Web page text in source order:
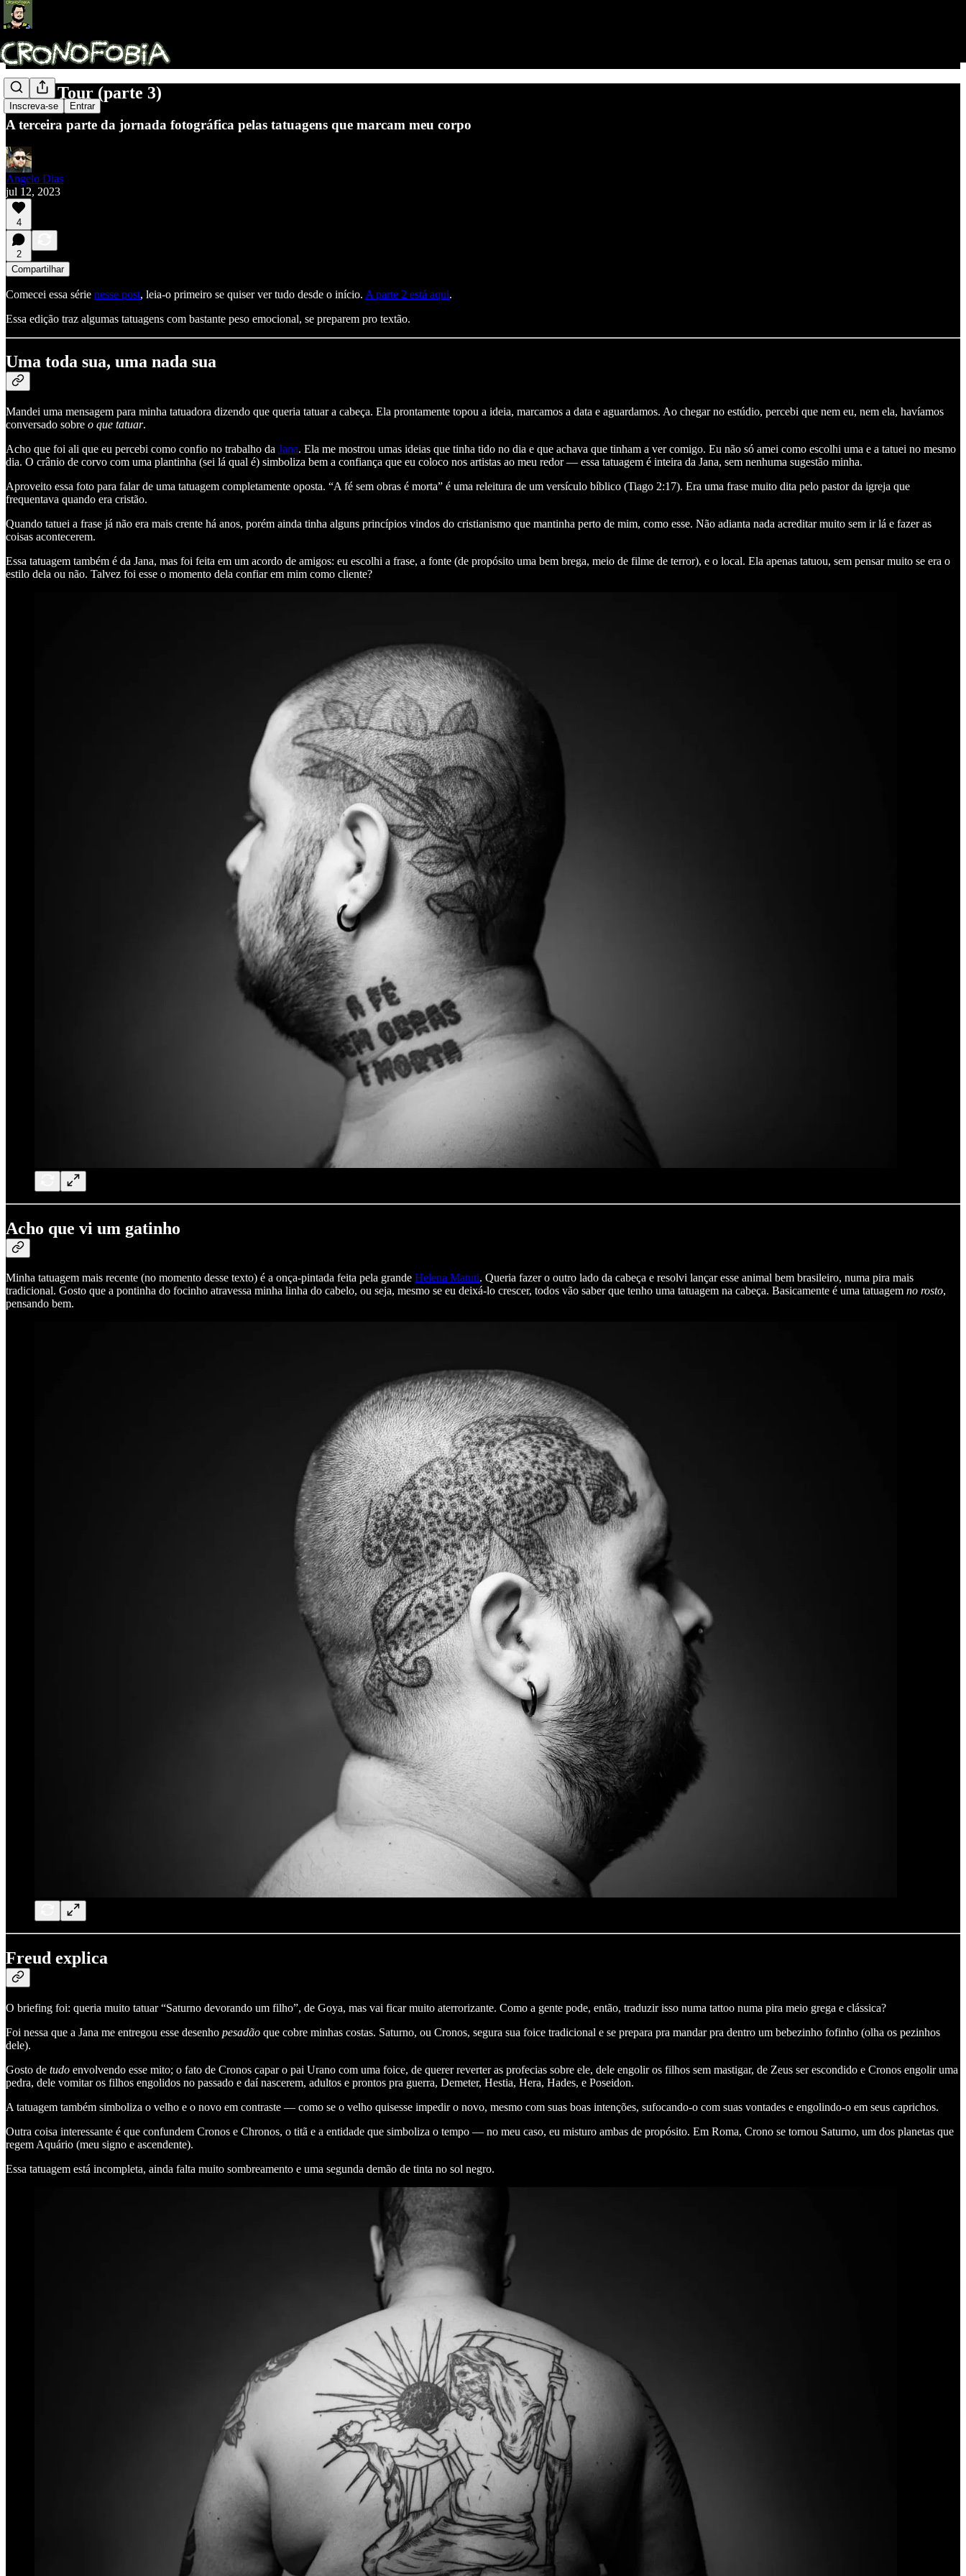
Inscreva-se Entrar
Tattoo Tour (parte 3)
A terceira parte da jornada fotográfica pelas tatuagens que marcam meu corpo
Angelo Dias
jul 12, 2023
4
2
Compartilhar
Comecei essa série nesse post, leia-o primeiro se quiser ver tudo desde o início. A parte 2 está aqui.
Essa edição traz algumas tatuagens com bastante peso emocional, se preparem pro textão.
Uma toda sua, uma nada sua
Mandei uma mensagem para minha tatuadora dizendo que queria tatuar a cabeça. Ela prontamente topou a ideia, marcamos a data e aguardamos. Ao chegar no estúdio, percebi que nem eu, nem ela, havíamos
conversado sobre o que tatuar.
Acho que foi ali que eu percebi como confio no trabalho da Jana. Ela me mostrou umas ideias que tinha tido no dia e que achava que tinham a ver comigo. Eu não só amei como escolhi uma e a tatuei no mesmo
dia. O crânio de corvo com uma plantinha (sei lá qual é) simboliza bem a confiança que eu coloco nos artistas ao meu redor — essa tatuagem é inteira da Jana, sem nenhuma sugestão minha.
Aproveito essa foto para falar de uma tatuagem completamente oposta. “A fé sem obras é morta” é uma releitura de um versículo bíblico (Tiago 2:17). Era uma frase muito dita pelo pastor da igreja que
frequentava quando era cristão.
Quando tatuei a frase já não era mais crente há anos, porém ainda tinha alguns princípios vindos do cristianismo que mantinha perto de mim, como esse. Não adianta nada acreditar muito sem ir lá e fazer as
coisas acontecerem.
Essa tatuagem também é da Jana, mas foi feita em um acordo de amigos: eu escolhi a frase, a fonte (de propósito uma bem brega, meio de filme de terror), e o local. Ela apenas tatuou, sem pensar muito se era o
estilo dela ou não. Talvez foi esse o momento dela confiar em mim como cliente?
Acho que vi um gatinho
Minha tatuagem mais recente (no momento desse texto) é a onça-pintada feita pela grande Helena Matuti. Queria fazer o outro lado da cabeça e resolvi lançar esse animal bem brasileiro, numa pira mais
tradicional. Gosto que a pontinha do focinho atravessa minha linha do cabelo, ou seja, mesmo se eu deixá-lo crescer, todos vão saber que tenho uma tatuagem na cabeça. Basicamente é uma tatuagem no rosto,
pensando bem.
Freud explica
O briefing foi: queria muito tatuar “Saturno devorando um filho”, de Goya, mas vai ficar muito aterrorizante. Como a gente pode, então, traduzir isso numa tattoo numa pira meio grega e clássica?
Foi nessa que a Jana me entregou esse desenho pesadão que cobre minhas costas. Saturno, ou Cronos, segura sua foice tradicional e se prepara pra mandar pra dentro um bebezinho fofinho (olha os pezinhos
dele).
Gosto de tudo envolvendo esse mito; o fato de Cronos capar o pai Urano com uma foice, de querer reverter as profecias sobre ele, dele engolir os filhos sem mastigar, de Zeus ser escondido e Cronos engolir uma
pedra, dele vomitar os filhos engolidos no passado e daí nascerem, adultos e prontos pra guerra, Demeter, Hestia, Hera, Hades, e Poseidon.
A tatuagem também simboliza o velho e o novo em contraste — como se o velho quisesse impedir o novo, mesmo com suas boas intenções, sufocando-o com suas vontades e engolindo-o em seus caprichos.
Outra coisa interessante é que confundem Cronos e Chronos, o titã e a entidade que simboliza o tempo — no meu caso, eu misturo ambas de propósito. Em Roma, Crono se tornou Saturno, um dos planetas que
regem Aquário (meu signo e ascendente).
Essa tatuagem está incompleta, ainda falta muito sombreamento e uma segunda demão de tinta no sol negro.